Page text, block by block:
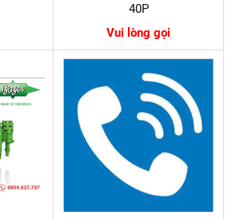
40P
Vui lòng gọi